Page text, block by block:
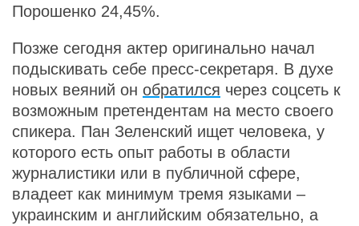
Порошенко 24,45%.
Позже сегодня актер оригинально начал
подыскивать себе пресс-секретаря. В духе
новых веяний он обратился через соцсеть к
возможным претендентам на место своего
спикера. Пан Зеленский ищет человека, у
которого есть опыт работы в области
журналистики или в публичной сфере,
владеет как минимум тремя языками –
украинским и английским обязательно, а